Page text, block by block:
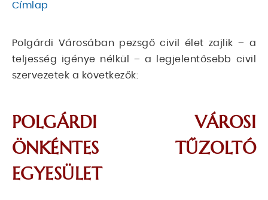
MORZSA
Címlap
Polgárdi Városában pezsgő civil élet zajlik – a
teljesség igénye nélkül – a legjelentősebb civil
szervezetek a következők:
POLGÁRDI VÁROSI
ÖNKÉNTES TŰZOLTÓ
EGYESÜLET